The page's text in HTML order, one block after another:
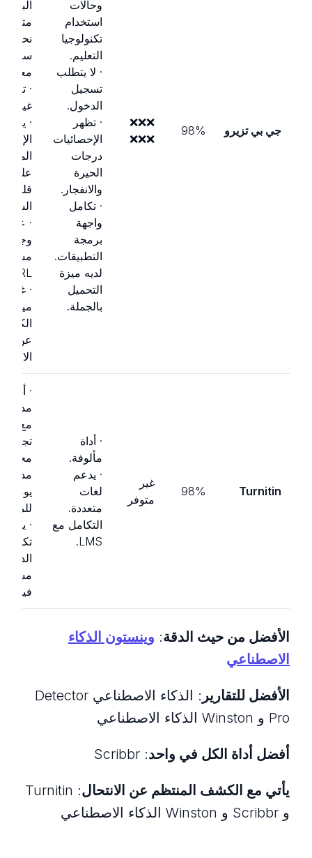
جي بي تزيرو 98%
❌❌❌
❌❌❌
وحالات
استخدام
تكنولوجيا
التعليم.
· لا يتطلب
تسجيل
الدخول.
· تظهر
الإحصائيات
درجات
الحيرة
والانفجار.
· تكامل
واجهة
برمجة
التطبيقات.
لديه ميزة
التحميل
بالجملة.
متحيزة
نحو
سكانية
معينة.
·
غير
·
الإصدار
على
قليل
· عدم
وجود
مسح
URL.
· غياب
ميزة
عن
Turnitin
98%
غير
متوفر
· أداة
مألوفة.
· يدعم
لغات
متعددة.
التكامل مع
LMS.
· أداة
مع
تجريبية
مجانية
يوما
·
تكون
الدقة
فيها.
الأفضل من حيث الدقة: وينستون الذكاء
الاصطناعي
الأفضل للتقارير
: الذكاء الاصطناعي Detector
Pro و Winston الذكاء الاصطناعي
أفضل أداة الكل في واحد: Scribbr
يأتي مع الكشف المنتظم عن الانتحال
: Turnitin
و Scribbr و Winston الذكاء الاصطناعي